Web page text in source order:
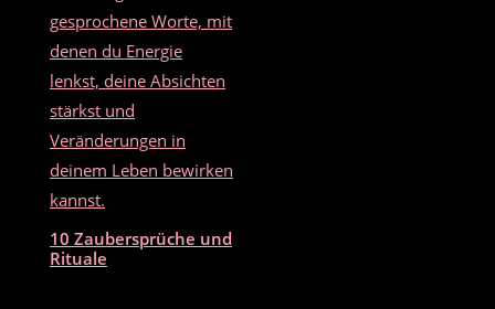
10 Zaubersprüche und
Rituale